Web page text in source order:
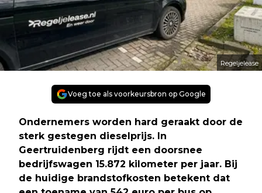
Regeljelease
Voeg toe als voorkeursbron op Google
Ondernemers worden hard geraakt door de
sterk gestegen dieselprijs. In
Geertruidenberg rijdt een doorsnee
bedrijfswagen 15.872 kilometer per jaar. Bij
de huidige brandstofkosten betekent dat